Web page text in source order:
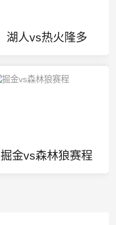
湖人vs热火隆多
掘金vs森林狼赛程